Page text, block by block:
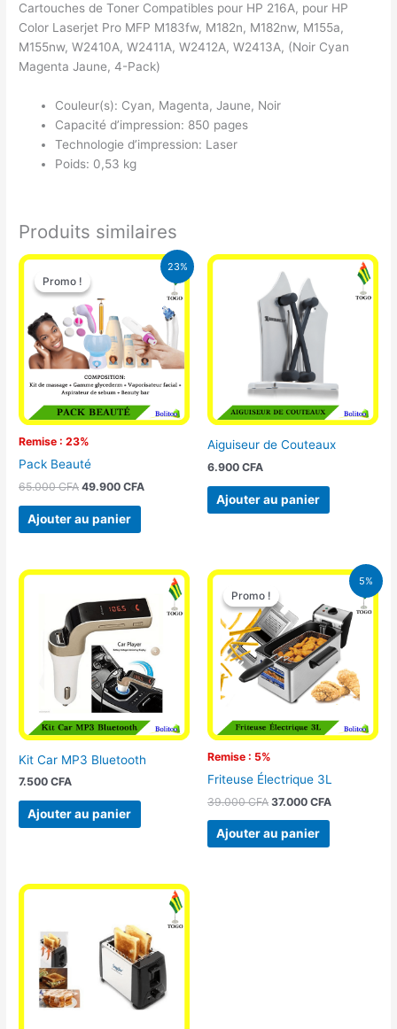
Cartouches de Toner Compatibles pour HP 216A, pour HP
Color Laserjet Pro MFP M183fw, M182n, M182nw, M155a,
M155nw, W2410A, W2411A, W2412A, W2413A, (Noir Cyan
Magenta Jaune, 4-Pack)
Couleur(s): Cyan, Magenta, Jaune, Noir
Capacité d’impression: 850 pages
Technologie d’impression: Laser
Poids: 0,53 kg
Produits similaires
23%
Promo !
Remise : 23%
Promo !
Pack Beauté
65.000CFA
Le
prix
initial
était :
65.000 CFA.
49.900CFA
Le
prix
actuel
est :
49.900 CFA.
Ajouter au panier
Aiguiseur de Couteaux
6.900 CFA
Ajouter au panier
Kit Car MP3 Bluetooth
7.500CFA
Ajouter au panier
5%
Promo !
Remise : 5%
Promo !
Friteuse Électrique 3L
39.000CFA
Le
initial
était :
39.000 CFA.
37.000 CFA
Le
prix
actuel
est :
37.000 CFA.
Ajouter au panier